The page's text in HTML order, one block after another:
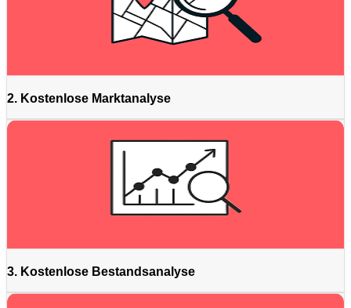
2. Kostenlose Marktanalyse
3. Kostenlose Bestandsanalyse